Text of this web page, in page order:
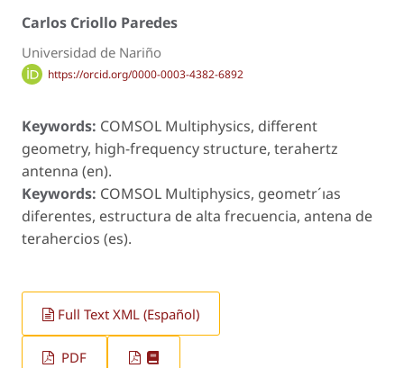
Carlos Criollo Paredes
Universidad de Nariño
https://orcid.org/0000-0003-4382-6892
Keywords: COMSOL Multiphysics, different
geometry, high-frequency structure, terahertz
antenna (en).
Keywords: COMSOL Multiphysics, geometr´ıas
diferentes, estructura de alta frecuencia, antena de
terahercios (es).
Full Text XML (Español)
PDF